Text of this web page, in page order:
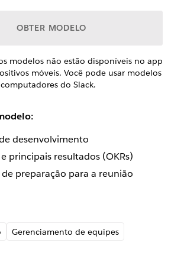
OBTER MODELO
modelos não estão disponíveis no app
móveis. Você pode usar modelos
do Slack.
desenvolvimento
principais resultados (OKRs)
preparação para a reunião
Gerenciamento de equipes